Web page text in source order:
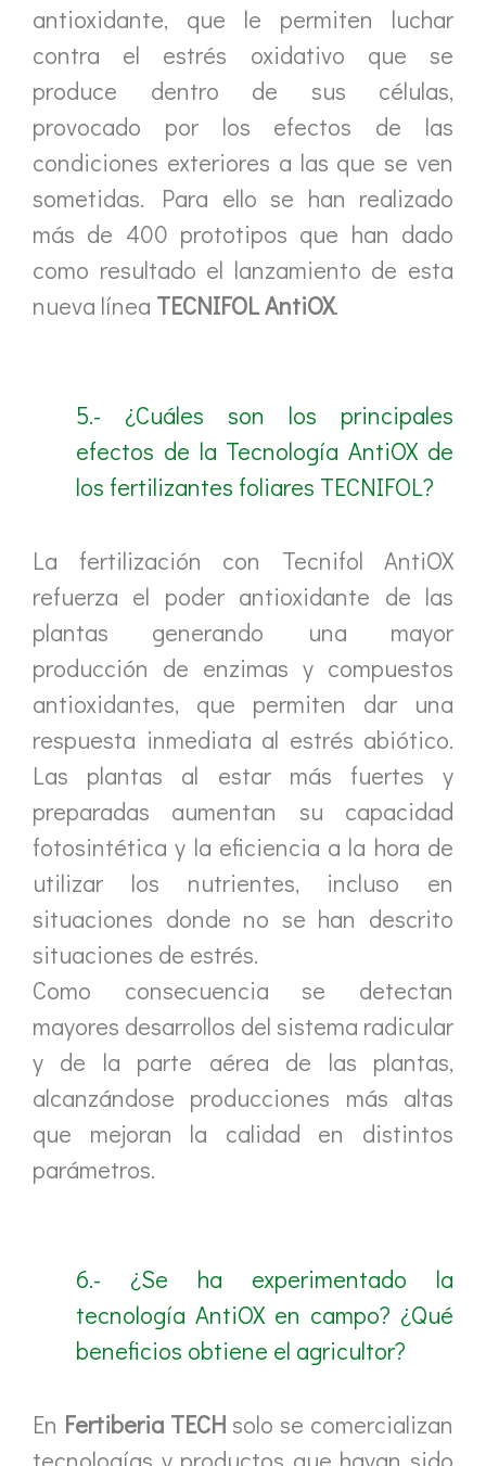
antioxidante, que le permiten luchar
contra el estrés oxidativo que se
produce dentro de sus células,
provocado por los efectos de las
condiciones exteriores a las que se ven
sometidas. Para ello se han realizado
más de 400 prototipos que han dado
como resultado el lanzamiento de esta
nueva línea TECNIFOL AntiOX.
5.- ¿Cuáles son los principales
efectos de la Tecnología AntiOX de
los fertilizantes foliares TECNIFOL?
La fertilización con Tecnifol AntiOX
refuerza el poder antioxidante de las
plantas generando una mayor
producción de enzimas y compuestos
antioxidantes, que permiten dar una
respuesta inmediata al estrés abiótico.
Las plantas al estar más fuertes y
preparadas aumentan su capacidad
fotosintética y la eficiencia a la hora de
utilizar los nutrientes, incluso en
situaciones donde no se han descrito
situaciones de estrés.
Como consecuencia se detectan
mayores desarrollos del sistema radicular
y de la parte aérea de las plantas,
alcanzándose producciones más altas
que mejoran la calidad en distintos
parámetros.
6.- ¿Se ha experimentado la
tecnología AntiOX en campo? ¿Qué
beneficios obtiene el agricultor?
En Fertiberia TECH solo se comercializan